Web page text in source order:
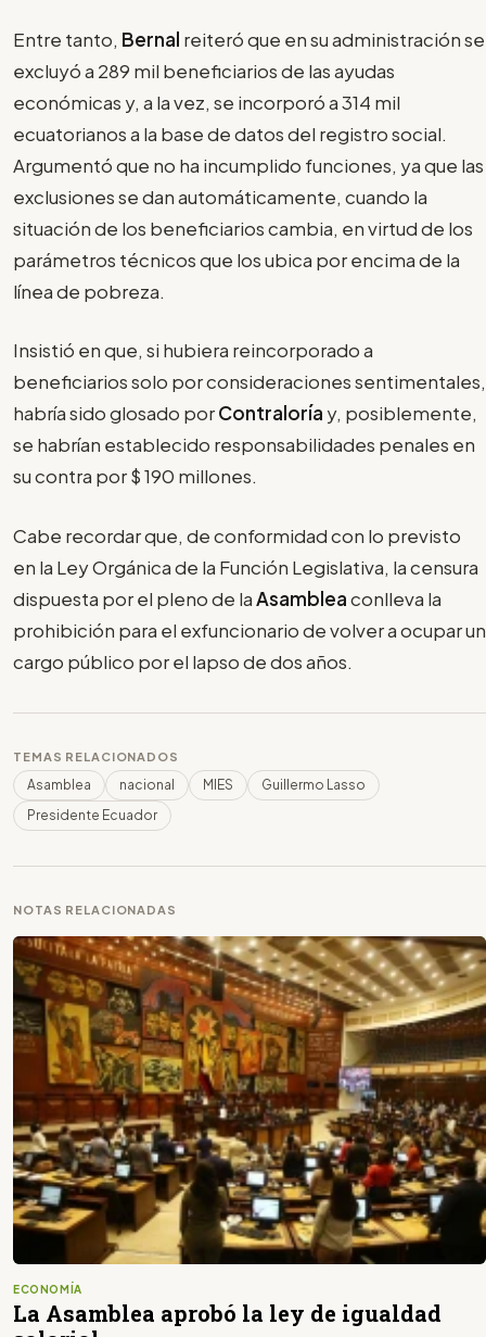
Entre tanto, Bernal reiteró que en su administración se
excluyó a 289 mil beneficiarios de las ayudas
económicas y, a la vez, se incorporó a 314 mil
ecuatorianos a la base de datos del registro social.
Argumentó que no ha incumplido funciones, ya que las
exclusiones se dan automáticamente, cuando la
situación de los beneficiarios cambia, en virtud de los
parámetros técnicos que los ubica por encima de la
línea de pobreza.
Insistió en que, si hubiera reincorporado a
beneficiarios solo por consideraciones sentimentales,
habría sido glosado porContraloría y, posiblemente,
se habrían establecido responsabilidades penales en
su contra por $ 190 millones.
Cabe recordar que, de conformidad con lo previsto
en la Ley Orgánica de la Función Legislativa, la censura
dispuesta por el pleno de laAsambleaconlleva la
prohibición para el exfuncionario de volver a ocupar un
cargo público por el lapso de dos años.
TEMAS RELACIONADOS
Asamblea nacional MIES
Guillermo Lasso
Presidente Ecuador
NOTAS RELACIONADAS
ECONOMÍA
La Asamblea aprobó la ley de igualdad